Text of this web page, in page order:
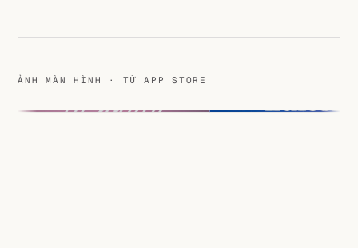
ẢNH MÀN HÌNH · TỪ APP STORE